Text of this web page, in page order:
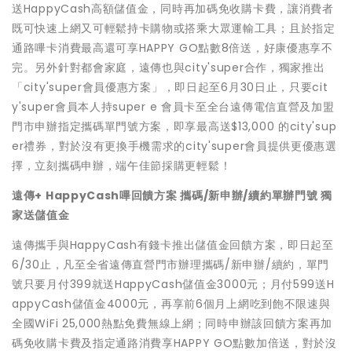
送HappyCash高額儲值金，同時再加碼免收購卡費，讓消費者
既可快速上網又可輕鬆持卡購物或搭乘大眾運輸工具；且於指定
通路嗶卡消費最高還可享HAPPY GO點數8倍送，好康優惠享不
完。另外針對都會家庭，遠傳也與city'super合作，獨家推出
「city'super會員優惠方案」，即日起至6月30日止，只要cit
y'super會員本人持super e 會員卡至全台遠傳電信直營及加盟
門市申辦指定攜碼單門號方案，即享最高送$13,000 的city'sup
er禮券，對於沒有更換手機需求的city'super會員提供更優惠選
擇，立刻攜碼申辦，端午佳節採購更輕鬆！
遠傳+ HappyCash嗶回饋方案 攜碼/新申辦/續約單辦門號 獨
家送儲值金
遠傳攜手與HappyCash有錢卡推出儲值金回饋方案，即日起至
6/30止，凡至全省遠傳直營門市辦理攜碼/新申辦/續約，單門
號只要月付399就送HappyCash儲值金3000元；月付599送H
appyCash儲值金4000元，再享前6個月上網吃到飽不限速與
全國WiFi 25,000熱點免費無線上網；同時申辦該回饋方案再加
碼免收購卡費及指定通路消費享HAPPY GO點數加倍送，對於沒